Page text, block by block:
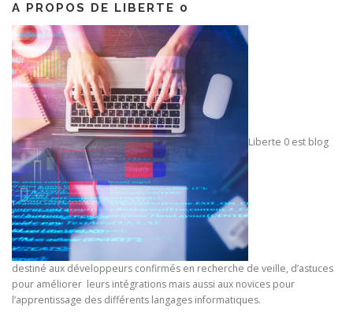
t
i
o
n
d
e
s
a
r
t
i
c
l
e
s
A PROPOS DE LIBERTE 0
Liberte 0 est blog
destiné aux développeurs confirmés en recherche de veille, d’astuces
pour améliorer leurs intégrations mais aussi aux novices pour
l’apprentissage des différents langages informatiques.